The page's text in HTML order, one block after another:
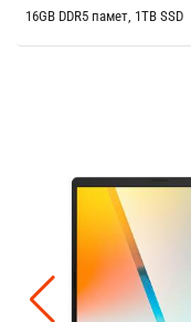
16GB DDR5 памет, 1TB SSD